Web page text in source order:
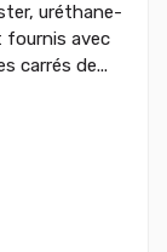
uréthane-
fournis avec
carrés de...